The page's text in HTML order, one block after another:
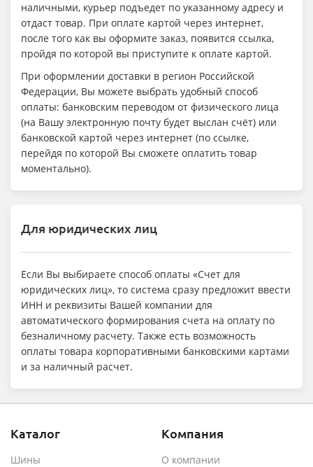
наличными, курьер подъедет по указанному адресу и
отдаст товар. При оплате картой через интернет,
после того как вы оформите заказ, появится ссылка,
пройдя по которой вы приступите к оплате картой.
При оформлении доставки в регион Российской
Федерации, Вы можете выбрать удобный способ
оплаты: банковским переводом от физического лица
(на Вашу электронную почту будет выслан счёт) или
банковской картой через интернет (по ссылке,
перейдя по которой Вы сможете оплатить товар
моментально).
Для юридических лиц
Если Вы выбираете способ оплаты «Счет для
юридических лиц», то система сразу предложит ввести
ИНН и реквизиты Вашей компании для
автоматического формирования счета на оплату по
безналичному расчету. Также есть возможность
оплаты товара корпоративными банковскими картами
и за наличный расчет.
Каталог
Шины
Компания
О компании